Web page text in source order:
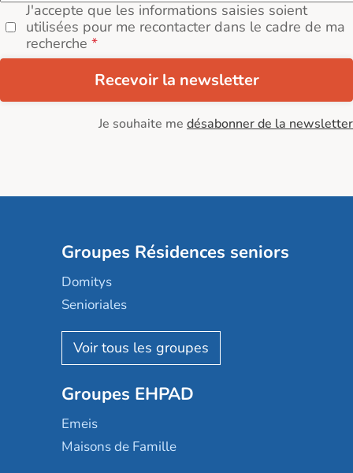
J'accepte que les informations saisies soient
utilisées pour me recontacter dans le cadre de ma
recherche
Recevoir la newsletter
Je souhaite me désabonner de la newsletter
Groupes Résidences seniors
Domitys
Senioriales
Nohée
Les Résidentiels
Mobicap
Domusvi
Happy Senior
Groupes EHPAD
Emeis
Maisons de Famille